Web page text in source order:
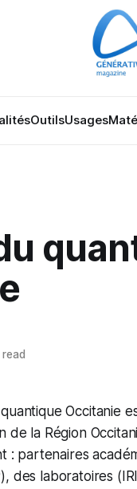
OutilsUsages
Occitanie
de la Région
: partenaires
des laboratoires